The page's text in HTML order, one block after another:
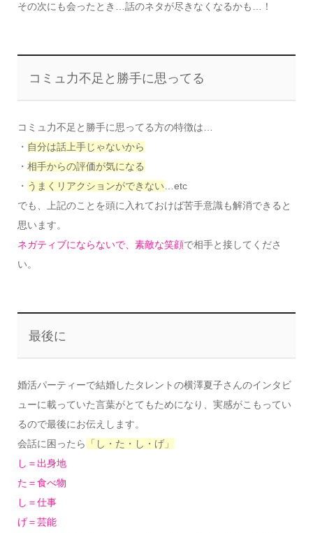
その次にも会ったとき…話のネタが尽きなくなるかも…！
コミュ力不足と勝手に思ってる
コミュ力不足と勝手に思ってる方の特徴は…
・ 自分は話上手じゃないから
・ 相手からの評価が気になる
・ うまくリアクションができない …etc
でも、上記のことを頭に入れておけば苦手意識も解消できると
思います。
ネガティブにならないで、素敵な笑顔で相手と接してくださ
い。
最後に
婚活パーティーで結婚したタレントの横澤夏子さんのインタビ
ューに載っていた言葉がとてもためになり、実感がこもってい
るので最後にお伝えします。
会話に困ったら
「し・た・し・げ」
し＝出身地
た＝食べ物
し＝仕事
げ＝芸能